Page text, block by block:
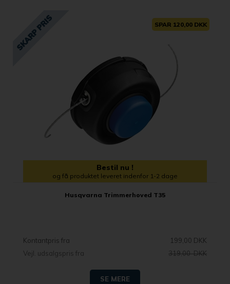
SPAR 120,00 DKK
Bestil nu !
og få produktet leveret indenfor 1-2 dage
Husqvarna Trimmerhoved T35
Kontantpris fra
199,00 DKK
Vejl. udsalgspris fra
319,00 DKK
SE MERE